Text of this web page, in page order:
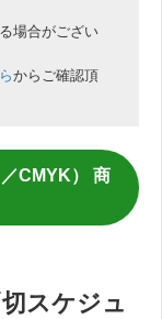
場合がござい
からご確認頂
CMYK） 商
スケジュ